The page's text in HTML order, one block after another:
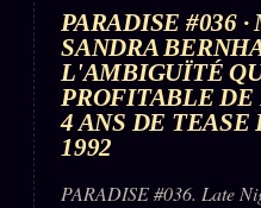
PARADISE #036
SANDRA
L'AMBIGUÏTÉ
PROFITABLE DE
4 ANS DE TEASE
1992
PARADISE #036. Late